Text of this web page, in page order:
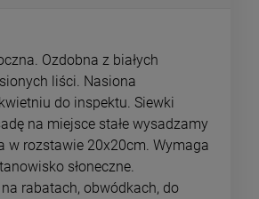
Ozdobna z białych
liści. Nasiona
do inspektu. Siewki
na miejsce stałe wysadzamy
w rozstawie 20x20cm. Wymaga
słoneczne.
rabatach, obwódkach, do